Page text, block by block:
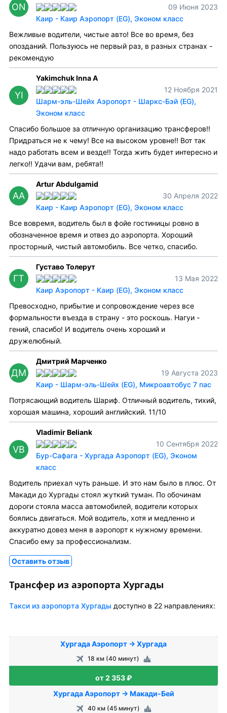
ON
09 Июня 2023
Каир - Каир Аэропорт (EG), Эконом класс
Вежливые водители, чистые авто! Все во время, без
опозданий. Пользуюсь не первый раз, в разных странах -
рекомендую
YI
Yakimchuk Inna A
12 Ноября 2021
Шарм-эль-Шейх Аэропорт - Шаркс-Бэй (EG),
Эконом класс
Спасибо большое за отличную организацию трансферов!!
Придраться не к чему! Все на высоком уровне!! Вот так
надо работать всем и везде!! Тогда жить будет интересно и
легко!! Удачи вам, ребята!!
AA
Artur Abdulgamid
30 Апреля 2022
Каир - Каир Аэропорт (EG), Эконом класс
Все вовремя, водитель был в фойе гостиницы ровно в
обозначенное время и отвез до аэропорта. Хороший
просторный, чистый автомобиль. Все четко, спасибо.
ГТ
Густаво Толерут
13 Мая 2022
Каир Аэропорт - Каир (EG), Эконом класс
Превосходно, прибытие и сопровождение через все
формальности въезда в страну - это роскошь. Нагуи -
гений, спасибо! И водитель очень хороший и
дружелюбный.
ДМ
Дмитрий Марченко
19 Августа 2023
Каир - Шарм-эль-Шейх (EG), Микроавтобус 7 пас
Потрясающий водитель Шариф. Отличный водитель, тихий,
хорошая машина, хороший английский. 11/10
VB
Vladimir Beliank
10 Сентября 2022
Бур-Сафага - Хургада Аэропорт (EG), Эконом
класс
Водитель приехал чуть раньше. И это нам было в плюс. От
Макади до Хургады стоял жуткий туман. По обочинам
дороги стояла масса автомобилей, водители которых
боялись двигаться. Мой водитель, хотя и медленно и
аккуратно довез меня в аэропорт к нужному времени.
Спасибо ему за профессионализм.
Оставить отзыв
Трансфер из аэропорта Хургады
Tакси из аэропорта Хургады доступно в 22 направлениях:
Хургада Аэропорт → Хургада
18 км (40 минут)
от 2 353 ₽
Хургада Аэропорт → Макади-Бей
40 км (45 минут)